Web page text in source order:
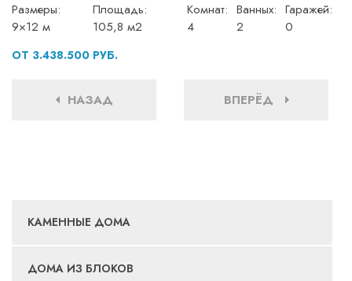
Размеры:
9×12 м
Площадь:
105,8 м2
Комнат:
4
Ванных:
2
Гаражей:
0
ОТ 3.438.500 РУБ.
НАЗАД ВПЕРЁД
КАМЕННЫЕ ДОМА
ДОМА ИЗ БЛОКОВ